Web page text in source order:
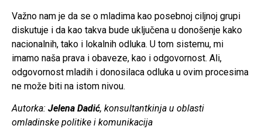
Važno nam je da se o mladima kao posebnoj ciljnoj grupi
diskutuje i da kao takva bude uključena u donošenje kako
nacionalnih, tako i lokalnih odluka. U tom sistemu, mi
imamo naša prava i obaveze, kao i odgovornost. Ali,
odgovornost mladih i donosilaca odluka u ovim procesima
ne može biti na istom nivou.
Autorka: Jelena Dadić, konsultantkinja u oblasti
omladinske politike i komunikacija